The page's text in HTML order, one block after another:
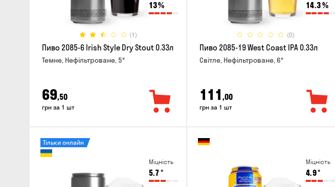
13%
(1)
Пиво 2085-6 Irish Style Dry Stout 0.33л
Темне, Нефільтроване, 5°
69,50
грн за 1 шт
14.3%
(0)
Пиво 2085-19 West Coast IPA 0.33л
Світле, Нефільтроване, 6°
111 ,00
грн за 1 шт
Міцність
5.7°
Тільки онлайн
Міцність
4.9°